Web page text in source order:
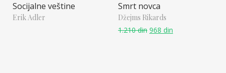
Socijalne veštine
Erik Adler
Smrt novca
Džejms Rikards
1.210din 968 din